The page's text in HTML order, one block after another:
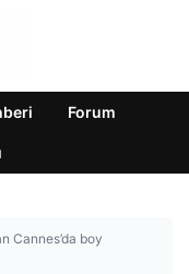
Forum
Cannes’da boy